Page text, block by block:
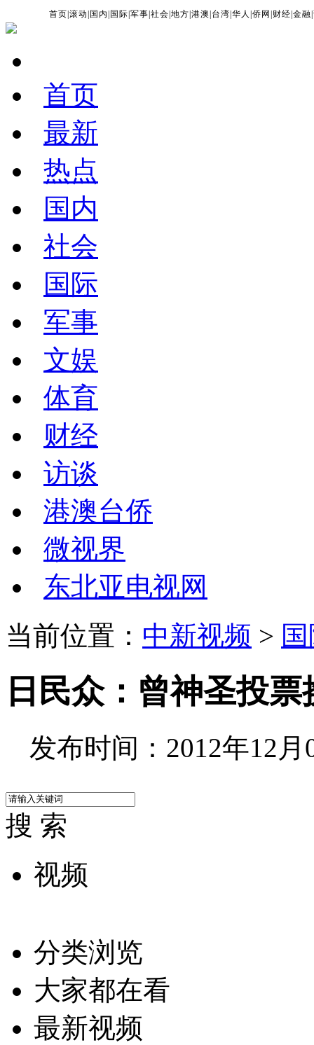
首页 |滚动 国内 国际 |军事 |社会 |地方 |港澳 台湾 |华人 |侨网 财经 |金融 |
首页
最新
热点
国内
社会
国际
军事
文娱
体育
财经
访谈
港澳台侨
微视界
东北亚电视网
当前位置： 中新视频 >
日民众：曾神圣投
发布时间：2012年12月
搜 索
视频
分类浏览
大家都在看
最新视频